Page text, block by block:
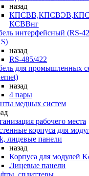
назад
КСВВнг
интерфейсный (RS-
назад
RS-485/422
для промышленных
назад
4 пары
медных систем
рабочего места
корпуса для
лицевые панели
назад
Корпуса для модулей
Лицевые панели
сплиттеры